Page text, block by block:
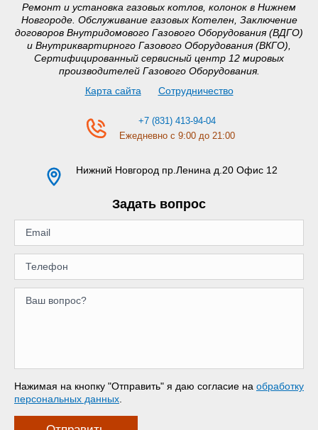
Ремонт и установка газовых котлов, колонок в Нижнем
Новгороде. Обслуживание газовых Котелен, Заключение
договоров Внутридомового Газового Оборудования (ВДГО)
и Внутриквартирного Газового Оборудования (ВКГО),
Сертифицированный сервисный центр 12 мировых
производителей Газового Оборудования.
Карта сайта
Сотрудничество
+7 (831) 413-94-04
Ежедневно с 9:00 до 21:00
Нижний Новгород пр.Ленина д.20 Офис 12
Задать вопрос
Нажимая на кнопку "Отправить" я даю согласие на обработку
персональных данных